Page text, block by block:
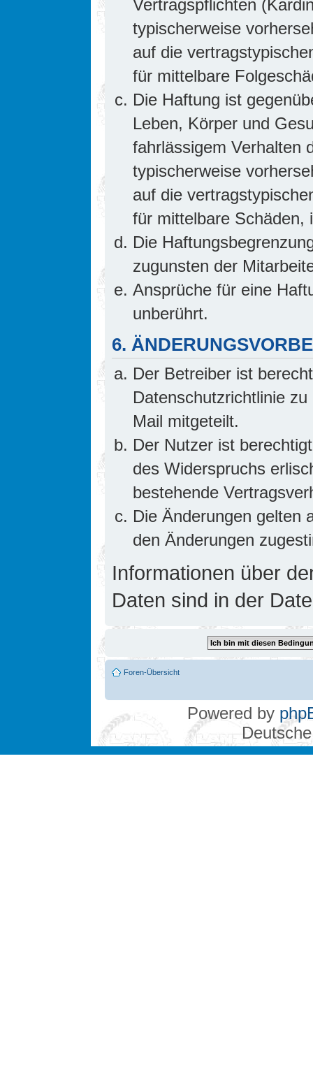
Vertragspflichten
typischerweise
auf die
für mittelbare
Die Haftung ist
Leben, Körper und
fahrlässigem Verhalten
typischerweise
auf die
für mittelbare Schäden,
Die
zugunsten der
Ansprüche für eine
unberührt.
6.
Der Betreiber ist
Datenschutzrichtlinie
Mail mitgeteilt.
Der Nutzer ist
des Widerspruchs
bestehende
Die Änderungen gelten
den Änderungen
Informationen über
Daten sind in der
Foren-Übersicht
Powered by